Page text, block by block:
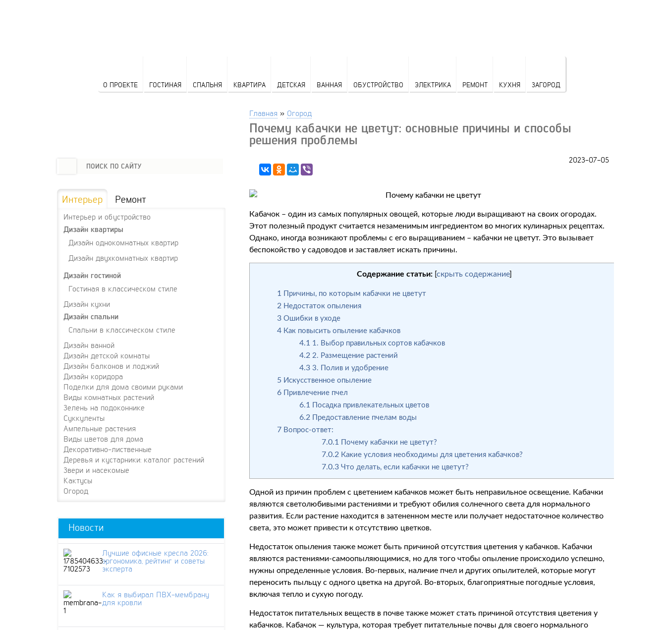
О ПРОЕКТЕ ГОСТИНАЯ СПАЛЬНЯ КВАРТИРА ДЕТСКАЯ ВАННАЯ ОБУСТРОЙСТВО ЭЛЕКТРИКА РЕМОНТ КУХНЯ ЗАГОРОД
Главная » Огород
Почему кабачки не цветут: основные причины и способы
решения проблемы
2023-07-05
Кабачок – один из самых популярных овощей, которые люди выращивают на своих огородах.
Этот полезный продукт считается незаменимым ингредиентом во многих кулинарных рецептах.
Однако, иногда возникают проблемы с его выращиванием – кабачки не цветут. Это вызывает
беспокойство у садоводов и заставляет искать причины.
Содержание статьи: [скрыть содержание]
1 Причины, по которым кабачки не цветут
2 Недостаток опыления
3 Ошибки в уходе
4 Как повысить опыление кабачков
4.1 1. Выбор правильных сортов кабачков
4.2 2. Размещение растений
4.3 3. Полив и удобрение
5 Искусственное опыление
6 Привлечение пчел
6.1 Посадка привлекательных цветов
6.2 Предоставление пчелам воды
7 Вопрос-ответ:
7.0.1 Почему кабачки не цветут?
7.0.2 Какие условия необходимы для цветения кабачков?
7.0.3 Что делать, если кабачки не цветут?
Одной из причин проблем с цветением кабачков может быть неправильное освещение. Кабачки
являются светолюбивыми растениями и требуют обилия солнечного света для нормального
развития. Если растение находится в затененном месте или получает недостаточное количество
света, это может привести к отсутствию цветков.
Недостаток опыления также может быть причиной отсутствия цветения у кабачков. Кабачки
являются растениями-самоопыляющимися, но для того чтобы опыление происходило успешно,
нужны определенные условия. Во-первых, наличие пчел и других опылителей, которые могут
переносить пыльцу с одного цветка на другой. Во-вторых, благоприятные погодные условия,
включая тепло и сухую погоду.
Недостаток питательных веществ в почве также может стать причиной отсутствия цветения у
кабачков. Кабачок — культура, которая требует питательные почвы для своего нормального
Интерьер Ремонт
Интерьер и обустройство
Дизайн квартиры
Дизайн однокомнатных квартир
Дизайн двухкомнатных квартир
Дизайн гостиной
Гостиная в классическом стиле
Дизайн кухни
Дизайн спальни
Спальни в классическом стиле
Дизайн ванной
Дизайн детской комнаты
Дизайн балконов и лоджий
Дизайн коридора
Поделки для дома своими руками
Виды комнатных растений
Зелень на подоконнике
Суккуленты
Ампельные растения
Виды цветов для дома
Декоративно-лиственные
Деревья и кустарники: каталог растений
Звери и насекомые
Кактусы
Огород
Новости
Лучшие офисные кресла 2026:
эргономика, рейтинг и советы
эксперта
Как я выбирал ПВХ-мембрану
для кровли